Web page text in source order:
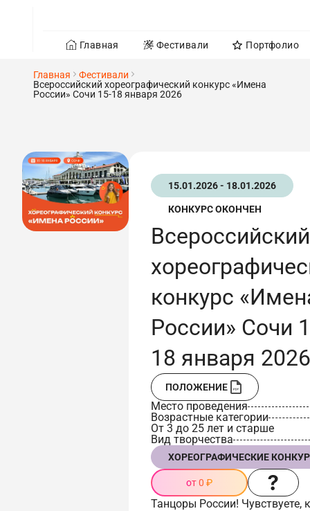
Главная Фестивали Портфолио
Главная
Фестивали
Всероссийский хореографический конкурс «Имена
России» Сочи 15-18 января 2026
15.01.2026 - 18.01.2026
КОНКУРС ОКОНЧЕН
Всероссийский
конкурс
России» Сочи
18 января 2026
ПОЛОЖЕНИЕ
Место проведения
Возрастные категории
От 3 до 25 лет и старше
Вид творчества
ХОРЕОГРАФИЧЕСКИЕ
от 0 ₽
Танцоры России! Чувствуете,